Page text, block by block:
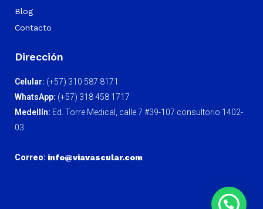
Blog
Contacto
Dirección
Celular: (+57) 310 587 8171
WhatsApp: (+57) 318 458 1717
Medellín: Ed. Torre Medical, calle 7 #39-107 consultorio 1402-
03.
Correo: info@viavascular.com